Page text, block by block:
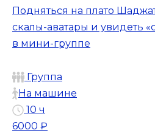
Подняться на плато
скалы-аватары и увидеть
в мини-группе
Группа
На машине
10 ч
6000 ₽